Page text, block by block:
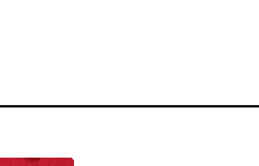
主办方欢迎辞 首先，主办方澳
一个美好的日子，是陆克文博
是我个人的结婚纪念日。我清
个陌生的澳洲人对我高喊：